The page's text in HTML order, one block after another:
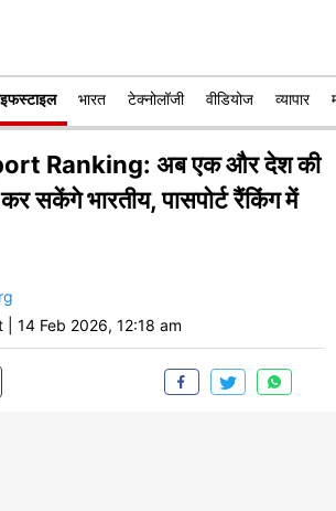
भारत टेक्नोलॉजी वीडियोज व्यापार
Ranking: अब एक और देश की
सकेंगे भारतीय, पासपोर्ट रैंकिंग में
14 Feb 2026, 12:18 am